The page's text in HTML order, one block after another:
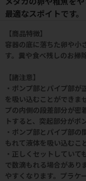
最適なスポイトです。
【商品特徴】
容器の底に落ちた卵や小
す。糞や食べ残しのお掃
【諸注意】
・ポンプ部とパイプ部
を吸い込むことができま
プの内側の段差部分が密
トすると、突起部分がポ
・ポンプ部とパイプ部
もれて液体を吸い込むこ
・正しくセットしてい
で数滴もれる場合があり
やすくなります。プラケ